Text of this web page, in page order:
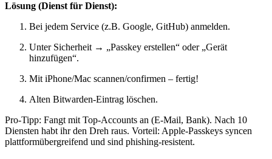
Lösung (Dienst für Dienst):
Bei jedem Service (z.B. Google, GitHub) anmelden.
Unter Sicherheit → „Passkey erstellen“ oder „Gerät
hinzufügen“.
Mit iPhone/Mac scannen/confirmen – fertig!
Alten Bitwarden-Eintrag löschen.
Pro-Tipp: Fangt mit Top-Accounts an (E-Mail, Bank). Nach 10
Diensten habt ihr den Dreh raus. Vorteil: Apple-Passkeys syncen
plattformübergreifend und sind phishing-resistent.